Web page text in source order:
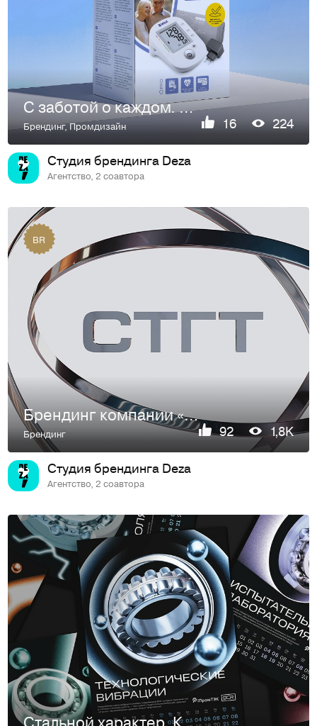
С заботой о каждом. Обновление упаковки бренда B.Well
Брендинг,Промдизайн 16 224
Студия брендинга Deza
Агентство, 2 соавтора
BR
Брендинг компании «Современные технологии газовых турбин»
Брендинг 92 1,8K
Студия брендинга Deza
Агентство, 2 соавтора